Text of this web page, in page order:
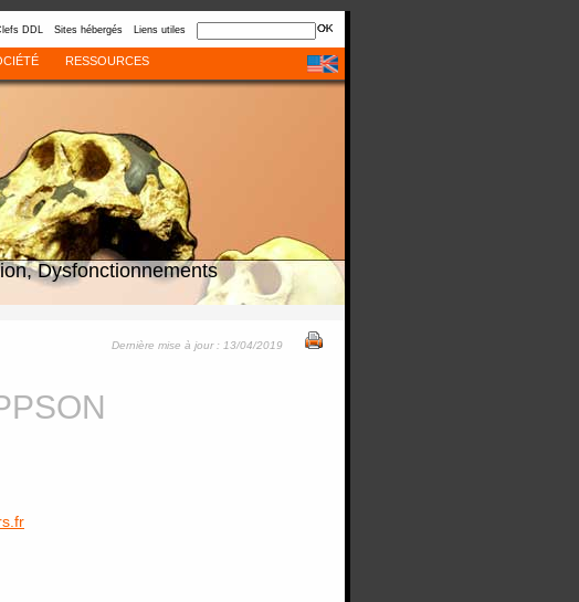
DDL Sites hébergés Liens utiles
RESSOURCES
Dysfonctionnements
Dernière mise à jour : 13/04/2019